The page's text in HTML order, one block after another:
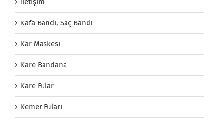
İletişim
Kafa Bandı, Saç Bandı
Kar Maskesi
Kare Bandana
Kare Fular
Kemer Fuları